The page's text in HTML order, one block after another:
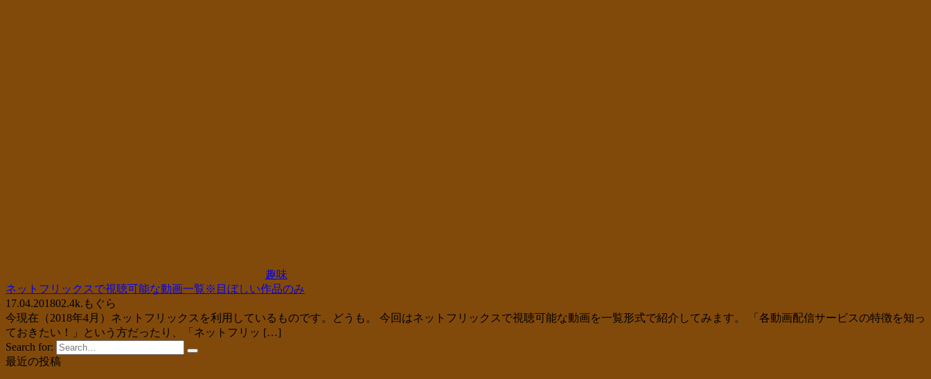
趣味
ネットフリックスで視聴可能な動画一覧※目ぼしい作品のみ
17.04.201802.4k. もぐら
今現在（2018年4月）ネットフリックスを利用しているものです。どうも。 今回はネットフリックスで視聴可能な動画を一覧形式で紹介してみます。 「各動画配信サービスの特徴を知っ
ておきたい！」という方だったり、「ネットフリッ […]
Search for:
最近の投稿